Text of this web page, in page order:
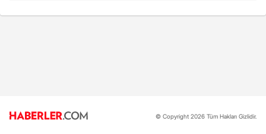
© Copyright 2026 Tüm Hakları Gizlidir.